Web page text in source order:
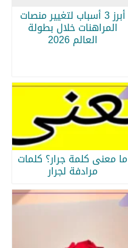
أبرز 3 أسباب لتغيير منصات
المراهنات خلال بطولة
العالم 2026
ما معنى كلمة جرار؟ كلمات
مرادفة لجرار